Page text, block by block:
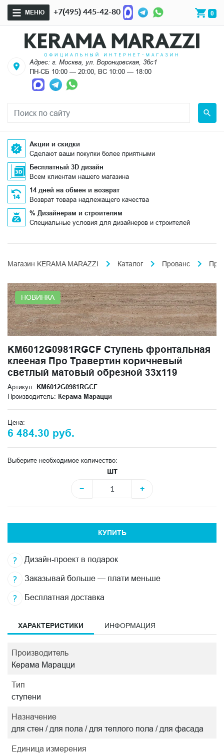
МЕНЮ +7(495) 445-42-80 0
Адрес: г. Москва, ул. Воронцовская, 36с1
ПН-СБ 10:00 — 20:00, ВС 10:00 — 18:00
Акции и скидки
Сделают ваши покупки более приятными
Бесплатный 3D дизайн
Всем клиентам нашего магазина
14 дней на обмен и возврат
Возврат товара надлежащего качества
% Дизайнерам и строителям
Специальные условия для дизайнеров и строителей
Магазин KERAMA MARAZZI Каталог Прованс Про
НОВИНКА
KM6012G0981RGCF Ступень фронтальная
клееная Про Травертин коричневый
светлый матовый обрезной 33x119
Артикул: KM6012G0981RGCF
Производитель: Керама Марацци
Цена:
6 484.30 руб.
Выберите необходимое количество:
шт
−
+
КУПИТЬ
Дизайн-проект в подарок
Заказывай больше — плати меньше
Бесплатная доставка
ХАРАКТЕРИСТИКИ ИНФОРМАЦИЯ
Производитель
Керама Марацци
Тип
ступени
Назначение
для стен / для пола / для теплого пола / для фасада
Единица измерения